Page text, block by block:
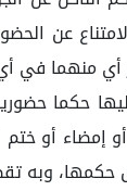
عن
أو وكيله، أو
حكما
إمضاء أو
حكمها، وبه